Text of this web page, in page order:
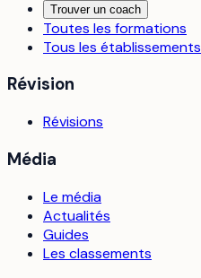
Trouver un coach
Toutes les formations
Tous les établissements
Révision
Révisions
Média
Le média
Actualités
Guides
Les classements